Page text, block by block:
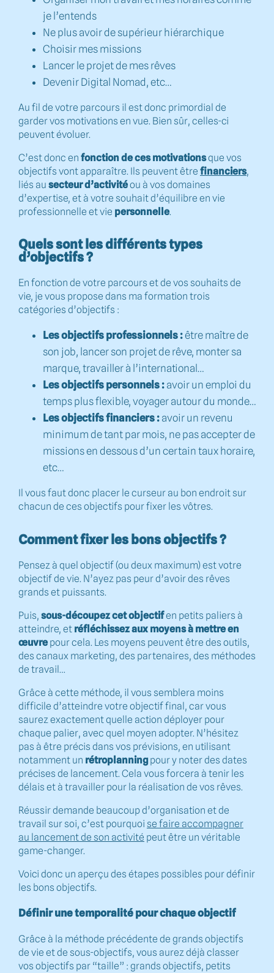
je l’entends
Ne plus avoir de supérieur hiérarchique
Choisir mes missions
Lancer le projet de mes rêves
Devenir Digital Nomad, etc…
Au fil de votre parcours il est donc primordial de
garder vos motivations en vue. Bien sûr, celles-ci
peuvent évoluer.
C’est donc en fonction de ces motivationsque vos
objectifs vont apparaître. Ils peuvent être financiers,
liés au secteur d’activitéou à vos domaines
d’expertise, et à votre souhait d’équilibre en vie
professionnelle et vie personnelle.
Quels sont les différents types
d’objectifs ?
En fonction de votre parcours et de vos souhaits de
vie, je vous propose dans ma formation trois
catégories d’objectifs :
Les objectifs professionnels :être maître de
son job, lancer son projet de rêve, monter sa
marque, travailler à l’international…
Les objectifs personnels : avoir un emploi du
temps plus flexible, voyager autour du monde…
Les objectifs financiers : avoir un revenu
minimum de tant par mois, ne pas accepter de
missions en dessous d’un certain taux horaire,
etc…
Il vous faut donc placer le curseur au bon endroit sur
chacun de ces objectifs pour fixer les vôtres.
Comment fixer les bons objectifs ?
Pensez à quel objectif (ou deux maximum) est votre
objectif de vie. N’ayez pas peur d’avoir des rêves
grands et puissants.
Puis, sous-découpez cet objectifen petits paliers à
atteindre, et réfléchissez aux moyens à mettre en
œuvre pour cela. Les moyens peuvent être des outils,
des canaux marketing, des partenaires, des méthodes
de travail…
Grâce à cette méthode, il vous semblera moins
difficile d’atteindre votre objectif final, car vous
saurez exactement quelle action déployer pour
chaque palier, avec quel moyen adopter. N’hésitez
pas à être précis dans vos prévisions, en utilisant
notamment un rétroplanningpour y noter des dates
précises de lancement. Cela vous forcera à tenir les
délais et à travailler pour la réalisation de vos rêves.
Réussir demande beaucoup d’organisation et de
travail sur soi, c’est pourquoi se faire accompagner
au lancement de son activité peut être un véritable
game-changer.
Voici donc un aperçu des étapes possibles pour définir
les bons objectifs.
Définir une temporalité pour chaque objectif
Grâce à la méthode précédente de grands objectifs
de vie et de sous-objectifs, vous aurez déjà classer
vos objectifs par “taille” : grands objectifs, petits